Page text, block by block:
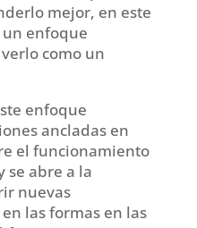
mejor, en este
enfoque
como un
enfoque
ancladas en
el funcionamiento
se abre a la
nuevas
las formas en las